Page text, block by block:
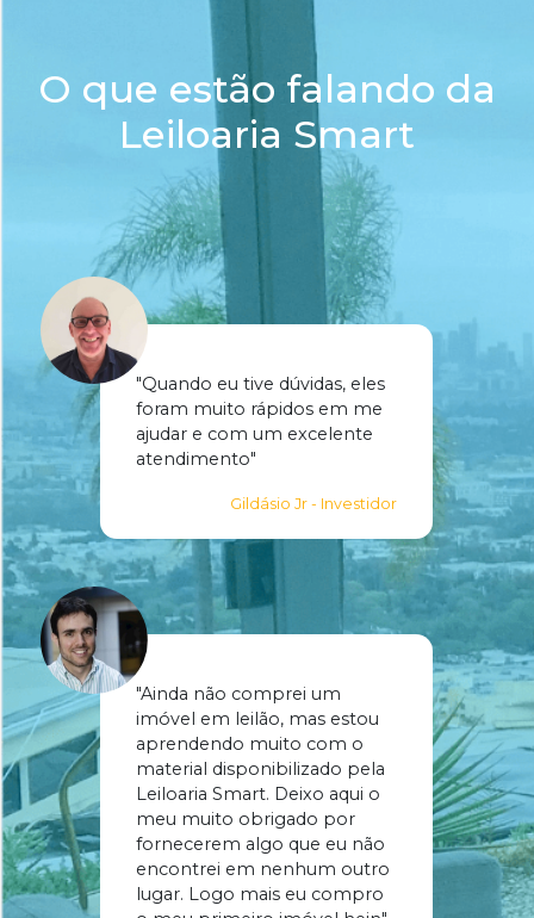
O que estão falando da
Leiloaria Smart
"Quando eu tive dúvidas, eles
foram muito rápidos em me
ajudar e com um excelente
atendimento"
Gildásio Jr - Investidor
"Ainda não comprei um
imóvel em leilão, mas estou
aprendendo muito com o
material disponibilizado pela
Leiloaria Smart. Deixo aqui o
meu muito obrigado por
fornecerem algo que eu não
encontrei em nenhum outro
lugar. Logo mais eu compro